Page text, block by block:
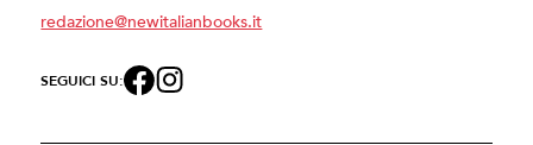
redazione@newitalianbooks.it
SEGUICI SU: